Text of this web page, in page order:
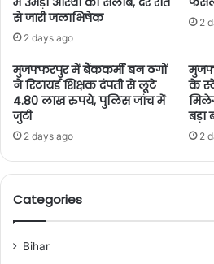
से जारी जलाभिषेक
2 days ago
2
मुजफ्फरपुर में बैंककर्मी बन ठगों
ने रिटायर्ड शिक्षक दंपती से लूटे
4.80 लाख रुपये, पुलिस जांच में
जुटी
2 days ago
के
बड़ा
2
Categories
Bihar